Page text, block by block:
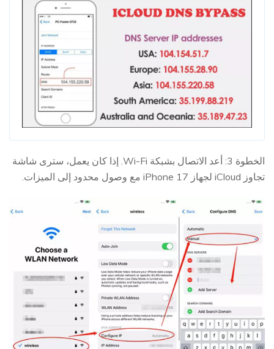
الخطوة 3: أعد الاتصال بشبكة Wi-Fi. إذا كان يعمل، سترى شاشة
تجاوز iCloud لجهاز iPhone 17 مع وصول محدود إلى الميزات.